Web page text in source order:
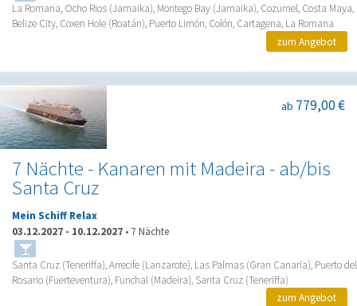
La Romana, Ocho Rios (Jamaika), Montego Bay (Jamaika), Cozumel, Costa Maya,
Belize City, Coxen Hole (Roatán), Puerto Limón, Colón, Cartagena, La Romana
zum Angebot
7 Nächte - Kanaren mit Madeira - ab/bis
Santa Cruz
ab 779,00 €
Mein Schiff Relax
03.12.2027 - 10.12.2027 • 7 Nächte
Santa Cruz (Teneriffa), Arrecife (Lanzarote), Las Palmas (Gran Canaria), Puerto del
Rosario (Fuerteventura), Funchal (Madeira), Santa Cruz (Teneriffa)
zum Angebot